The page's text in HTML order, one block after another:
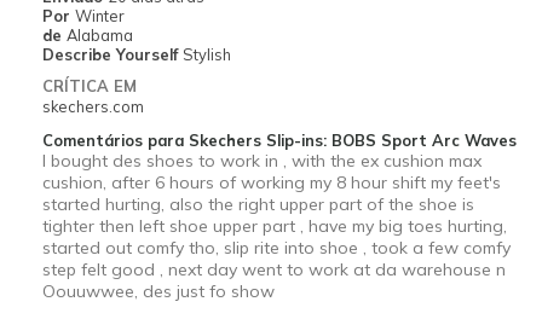
Por Winter
de Alabama
Describe Yourself Stylish
CRÍTICA EM
skechers.com
Comentários para Skechers Slip-ins: BOBS Sport Arc Waves
I bought des shoes to work in , with the ex cushion max
cushion, after 6 hours of working my 8 hour shift my feet's
started hurting, also the right upper part of the shoe is
tighter then left shoe upper part , have my big toes hurting,
started out comfy tho, slip rite into shoe , took a few comfy
step felt good , next day went to work at da warehouse n
Oouuwwee, des just fo show